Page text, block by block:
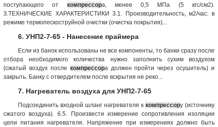
поступающего от компрессора, менее 0,5 МПа (5 кгс/см2).
3.ТЕХНИЧЕСКИЕ ХАРАКТЕРИСТИКИ 3.1. Производительность, м2/час: в
режиме термопескоструйной очистки (очистка покрытия)...
6. УНП2-7-65 - Нанесение праймера
Если из банок использованы не все компоненты, то банки сразу после
отбора необходимого количества нужно заполнить сухим воздухом
(сжатый воздух после компрессора должен пройти через осушитель) и
закрыть. Банку с отвердителем после вскрытия не реко...
7. Нагреватель воздуха для УНП2-7-65
Подсоединить входной шланг нагревателя к компрессору (источнику
сжатого воздуха). 6.5. Произвести измерение сопротивления изоляции
цепи питания нагревателя. Напряжение при измерениях должно быть